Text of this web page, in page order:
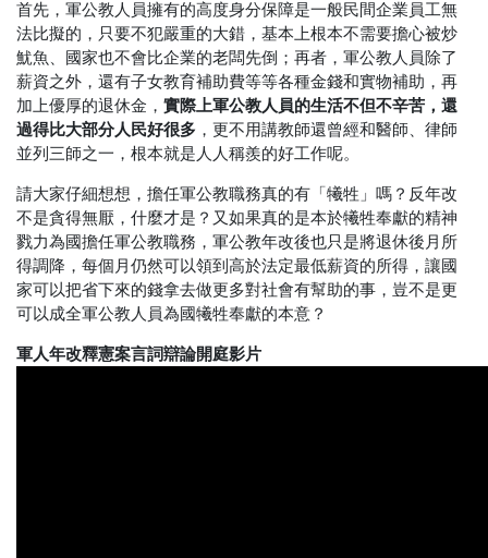
首先，軍公教人員擁有的高度身分保障是一般民間企業員工無
法比擬的，只要不犯嚴重的大錯，基本上根本不需要擔心被炒
魷魚、國家也不會比企業的老闆先倒；再者，軍公教人員除了
薪資之外，還有子女教育補助費等等各種金錢和實物補助，再
加上優厚的退休金， 實際上軍公教人員的生活不但不辛苦，還
過得比大部分人民好很多 ，更不用講教師還曾經和醫師、律師
並列三師之一，根本就是人人稱羨的好工作呢。
請大家仔細想想，擔任軍公教職務真的有「犧牲」嗎？反年改
不是貪得無厭，什麼才是？又如果真的是本於犧牲奉獻的精神
戮力為國擔任軍公教職務，軍公教年改後也只是將退休後月所
得調降，每個月仍然可以領到高於法定最低薪資的所得，讓國
家可以把省下來的錢拿去做更多對社會有幫助的事，豈不是更
可以成全軍公教人員為國犧牲奉獻的本意？
軍人年改釋憲案言詞辯論開庭影片